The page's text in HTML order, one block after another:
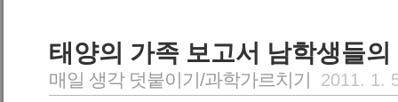
태양의 가족 보고서 남학생들
매일 생각 덧붙이기/과학가르치기 2011. 1.